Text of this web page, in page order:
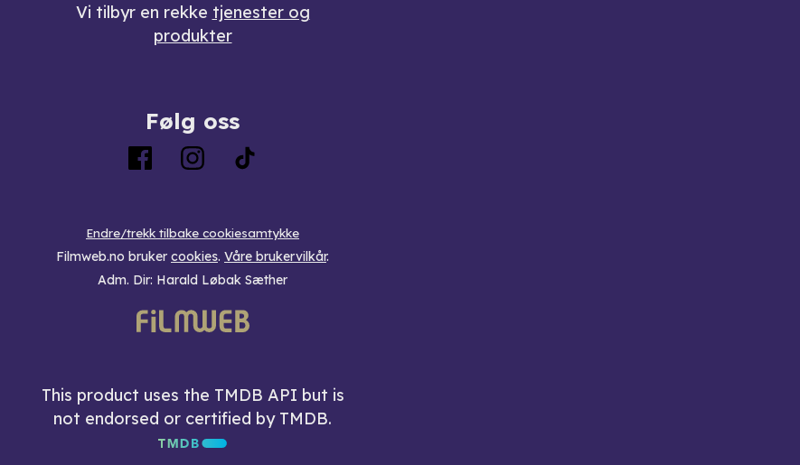
Vi tilbyr en rekke tjenester og
produkter
Følg oss
Endre/trekk tilbake cookiesamtykke
Filmweb.no bruker cookies. Våre brukervilkår.
Adm. Dir: Harald Løbak Sæther
This product uses the TMDB API but is
not endorsed or certified by TMDB.